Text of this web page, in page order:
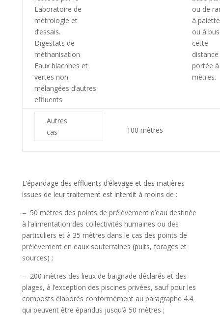
Laboratoire de
métrologie et
d’essais.
Digestats de
méthanisation
Eaux blacnhes et
vertes non
mélangées d’autres
effluents
ou de
à
ou à
cette
portée
mètres.
Autres
cas
100 mètres
L’épandage des effluents d’élevage et des matières
issues de leur traitement est interdit à moins de :
– 50 mètres des points de prélèvement d’eau destinée
à l’alimentation des collectivités humaines ou des
particuliers et à 35 mètres dans le cas des points de
prélèvement en eaux souterraines (puits, forages et
sources) ;
– 200 mètres des lieux de baignade déclarés et des
plages, à l’exception des piscines privées, sauf pour les
composts élaborés conformément au paragraphe 4.4
qui peuvent être épandus jusqu’à 50 mètres ;